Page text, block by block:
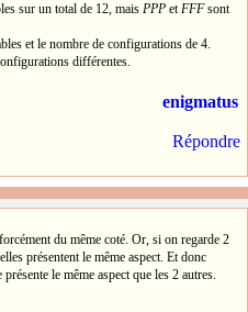
sur un total de 12, mais PPP etFFFsont
et le nombre de configurations de 4.
différentes.
enigmatus
Répondre
du même coté. Or, si on regarde 2
présentent le même aspect. Et donc
le même aspect que les 2 autres.